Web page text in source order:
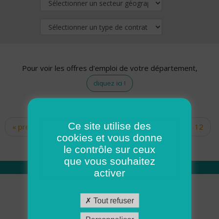
Pour voir les offres d'emploi de votre département,
cliquez ici !
Pages
« premier ‹ précédent … 10
12
14 15 16 17
Qui sommes nous
Académie ADMR
Ce site utilise des
cookies et vous donne
le contrôle sur ceux
que vous souhaitez
activer
Tout refuser